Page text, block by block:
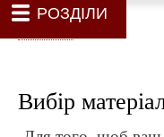
Як Вартість
Рядок навіґації
Головна
Вибір
РОЗДІЛИ